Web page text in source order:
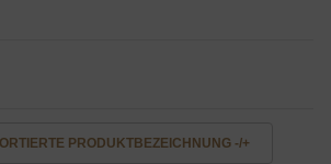
PRODUKTBEZEICHNUNG -/+